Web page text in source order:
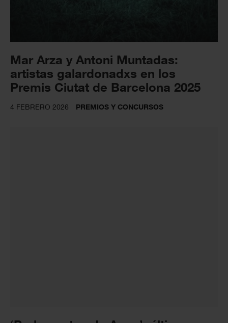
Mar Arza y Antoni Muntadas:
artistas galardonadxs en los
Premis Ciutat de Barcelona 2025
4 FEBRERO 2026 PREMIOS Y CONCURSOS